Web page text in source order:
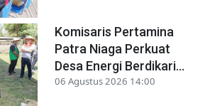
Komisaris Pertamina
Patra Niaga Perkuat
Desa Energi Berdikari...
06 Agustus 2026 14:00